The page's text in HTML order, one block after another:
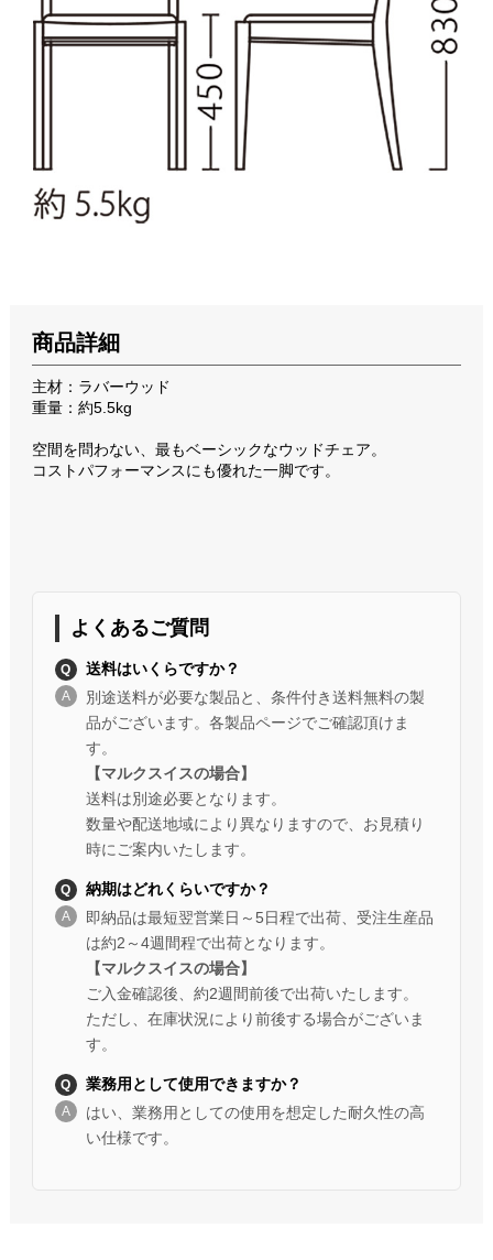
商品詳細
主材：ラバーウッド
重量：約5.5kg
空間を問わない、最もベーシックなウッドチェア。
コストパフォーマンスにも優れた一脚です。
よくあるご質問
送料はいくらですか？
別途送料が必要な製品と、条件付き送料無料の製
品がございます。各製品ページでご確認頂けま
す。
【マルクスイスの場合】
送料は別途必要となります。
数量や配送地域により異なりますので、お見積り
時にご案内いたします。
納期はどれくらいですか？
即納品は最短翌営業日～5日程で出荷、受注生産品
は約2～4週間程で出荷となります。
【マルクスイスの場合】
ご入金確認後、約2週間前後で出荷いたします。
ただし、在庫状況により前後する場合がございま
す。
業務用として使用できますか？
はい、業務用としての使用を想定した耐久性の高
い仕様です。